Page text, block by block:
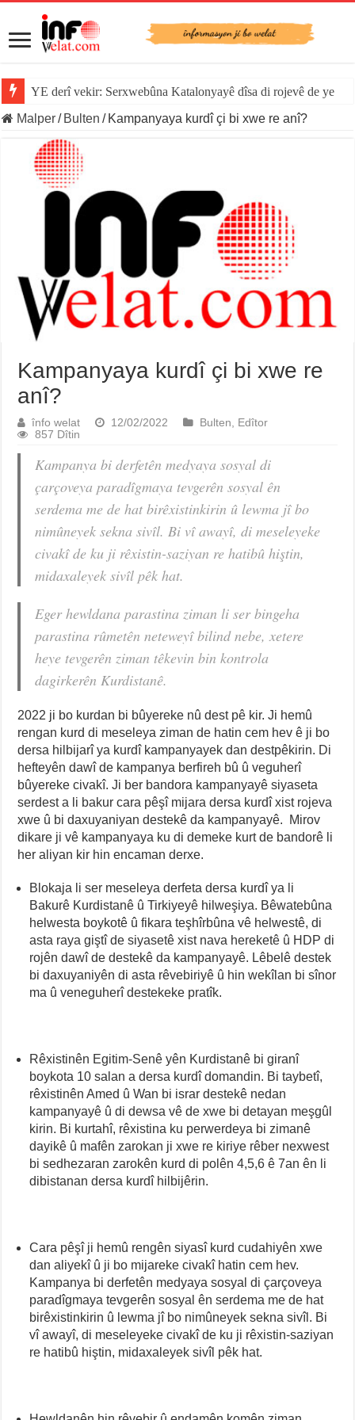
YE derî vekir: Serxwebûna Katalonyayê dîsa di rojevê de ye
Malper/ Bulten / Kampanyaya kurdî çi bi xwe re anî?
Kampanyaya kurdî çi bi xwe re
anî?
înfo welat 12/02/2022 Bulten
Edîtor
857 Dîtin
Kampanya bi derfetên medyaya sosyal di
çarçoveya paradîgmaya tevgerên sosyal ên
serdema me de hat birêxistinkirin û lewma jî bo
nimûneyek sekna sivîl. Bi vî awayî, di meseleyeke
civakî de ku ji rêxistin-saziyan re hatibû hiştin,
midaxaleyek sivîl pêk hat.
Eger hewldana parastina ziman li ser bingeha
parastina rûmetên neteweyî bilind nebe, xetere
heye tevgerên ziman têkevin bin kontrola
dagirkerên Kurdistanê.
2022 ji bo kurdan bi bûyereke nû dest pê kir. Ji hemû
rengan kurd di meseleya ziman de hatin cem hev ê ji bo
dersa hilbijarî ya kurdî kampanyayek dan destpêkirin. Di
hefteyên dawî de kampanya berfireh bû û veguherî
bûyereke civakî. Ji ber bandora kampanyayê siyaseta
serdest a li bakur cara pêşî mijara dersa kurdî xist rojeva
xwe û bi daxuyaniyan destekê da kampanyayê. Mirov
dikare ji vê kampanyaya ku di demeke kurt de bandorê li
her aliyan kir hin encaman derxe.
Blokaja li ser meseleya derfeta dersa kurdî ya li
Bakurê Kurdistanê û Tirkiyeyê hilweşiya. Bêwatebûna
helwesta boykotê û fikara teşhîrbûna vê helwestê, di
asta raya giştî de siyasetê xist nava hereketê û HDP di
rojên dawî de destekê da kampanyayê. Lêbelê destek
bi daxuyaniyên di asta rêvebiriyê û hin wekîlan bi sînor
ma û veneguherî destekeke pratîk.
Rêxistinên Egitim-Senê yên Kurdistanê bi giranî
boykota 10 salan a dersa kurdî domandin. Bi taybetî,
rêxistinên Amed û Wan bi israr destekê nedan
kampanyayê û di dewsa vê de xwe bi detayan meşgûl
kirin. Bi kurtahî, rêxistina ku perwerdeya bi zimanê
dayikê û mafên zarokan ji xwe re kiriye rêber nexwest
bi sedhezaran zarokên kurd di polên 4,5,6 ê 7an ên li
dibistanan dersa kurdî hilbijêrin.
Cara pêşî ji hemû rengên siyasî kurd cudahiyên xwe
dan aliyekî û ji bo mijareke civakî hatin cem hev.
Kampanya bi derfetên medyaya sosyal di çarçoveya
paradîgmaya tevgerên sosyal ên serdema me de hat
birêxistinkirin û lewma jî bo nimûneyek sekna sivîl. Bi
vî awayî, di meseleyeke civakî de ku ji rêxistin-saziyan
re hatibû hiştin, midaxaleyek sivîl pêk hat.